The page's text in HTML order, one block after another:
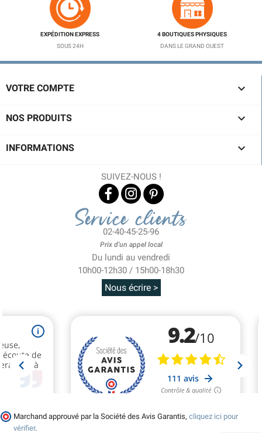
EXPÉDITION EXPRESS
SOUS 24H
4 BOUTIQUES PHYSIQUES
DANS LE GRAND OUEST
VOTRE COMPTE 
NOS PRODUITS 
INFORMATIONS 
SUIVEZ-NOUS !
Service clients
02-40-45-25-96
Prix d'un appel local
Du lundi au vendredi
10h00-12h30 / 15h00-18h30
Nous écrire >
Marchand approuvé par la Société des Avis Garantis, cliquez ici pour
vérifier.